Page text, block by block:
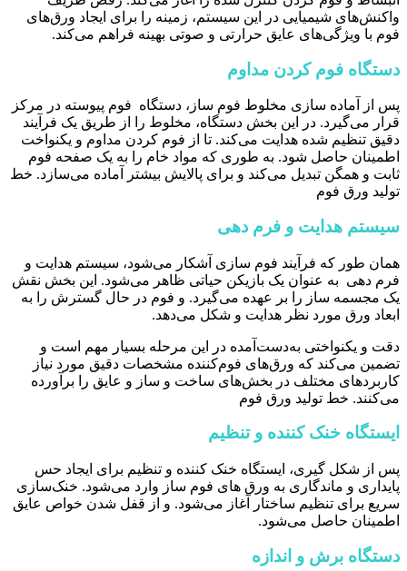
واکنش‌های شیمیایی در این سیستم، زمینه را برای ایجاد ورق‌های
فوم با ویژگی‌های عایق حرارتی و صوتی بهینه فراهم می‌کند.
دستگاه فوم کردن مداوم
پس از آماده سازی مخلوط فوم ساز، دستگاه فوم پیوسته در مرکز
قرار می‌گیرد. در این بخش دستگاه، مخلوط را از طریق یک فرآیند
دقیق تنظیم شده هدایت می‌کند. تا از فوم کردن مداوم و یکنواخت
اطمینان حاصل شود. به طوری که مواد خام را به یک صفحه فوم
ثابت و همگن تبدیل می‌کند و برای پالایش بیشتر آماده می‌سازد. خط
تولید ورق فوم
سیستم هدایت و فرم دهی
همان طور که فرآیند فوم سازی آشکار می‌شود، سیستم هدایت و
فرم دهی به عنوان یک بازیکن حیاتی ظاهر می‌شود. این بخش نقش
یک مجسمه ساز را بر عهده می‌گیرد. و فوم در حال گسترش را به
ابعاد ورق مورد نظر هدایت و شکل می‌دهد.
دقت و یکنواختی به‌دست‌آمده در این مرحله بسیار مهم است و
تضمین می‌کند که ورق‌های فوم‌کننده مشخصات دقیق مورد نیاز
کاربردهای مختلف در بخش‌های ساخت و ساز و عایق را برآورده
می‌کنند. خط تولید ورق فوم
ایستگاه خنک کننده و تنظیم
پس از شکل گیری، ایستگاه خنک کننده و تنظیم برای ایجاد حس
پایداری و ماندگاری به ورق ‌های فوم ساز وارد می‌شود. خنک‌سازی
سریع برای تنظیم ساختار آغاز می‌شود. و از قفل شدن خواص عایق
اطمینان حاصل می‌شود.
دستگاه برش و اندازه